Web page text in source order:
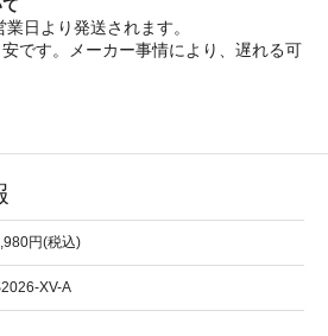
日より発送されます。
です。メーカー事情により、遅れる可
円(税込)
XV-A